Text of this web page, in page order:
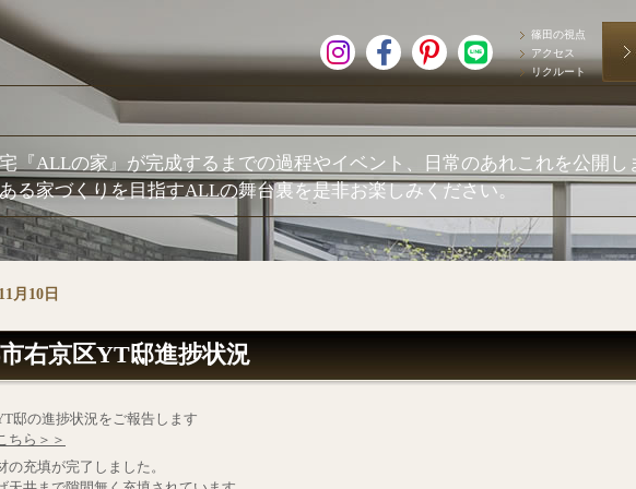
篠田の視点
アクセス
リクルート
『ALLの家』が完成するまでの過程やイベント、日常のあれこれを公開し
る家づくりを目指すALLの舞台裏を是非お楽しみください。
月10日
右京区YT邸進捗状況
邸の進捗状況をご報告します
ちら＞＞
の充填が完了しました。